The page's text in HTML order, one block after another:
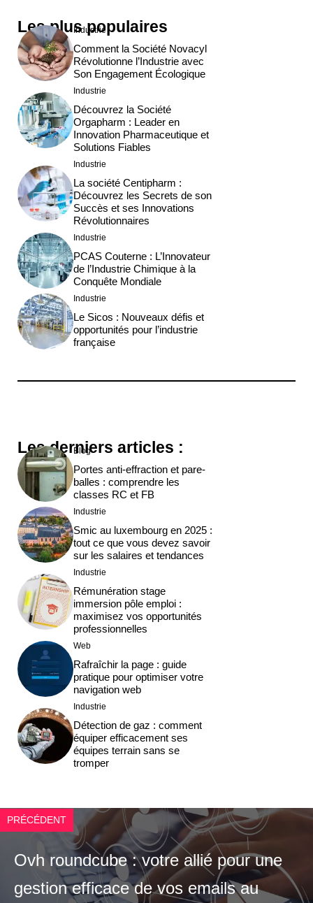
Les plus populaires
Industrie
Comment la Société Novacyl
Révolutionne l’Industrie avec
Son Engagement Écologique
Industrie
Découvrez la Société
Orgapharm : Leader en
Innovation Pharmaceutique et
Solutions Fiables
Industrie
La société Centipharm :
Découvrez les Secrets de son
Succès et ses Innovations
Révolutionnaires
Industrie
PCAS Couterne : L’Innovateur
de l’Industrie Chimique à la
Conquête Mondiale
Industrie
Le Sicos : Nouveaux défis et
opportunités pour l’industrie
française
Les derniers articles :
Blog
Portes anti-effraction et pare-
balles : comprendre les
classes RC et FB
Industrie
Smic au luxembourg en 2025 :
tout ce que vous devez savoir
sur les salaires et tendances
Industrie
Rémunération stage
immersion pôle emploi :
maximisez vos opportunités
professionnelles
Web
Rafraîchir la page : guide
pratique pour optimiser votre
navigation web
Industrie
Détection de gaz : comment
équiper efficacement ses
équipes terrain sans se
tromper
PRÉCÉDENT
Ovh roundcube : votre allié pour une
gestion efficace de vos emails au